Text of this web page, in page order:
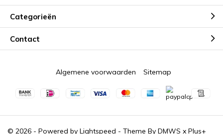
Categorieën
Contact
© 2026 - Powered by Lightspeed - Theme By DMWS x Plus+
Algemene voorwaarden Sitemap